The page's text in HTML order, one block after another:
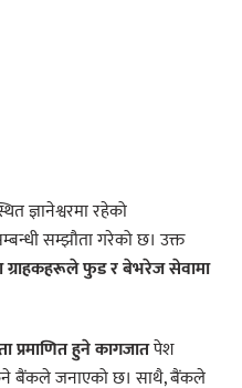
ज्ञानेश्वरमा रहेको
सम्झौता गरेको छ। उक्त
ग्राहकहरूले फुड र बेभरेज सेवामा
प्रमाणित हुने कागजातपेश
बैंकले जनाएको छ। साथै, बैंकले